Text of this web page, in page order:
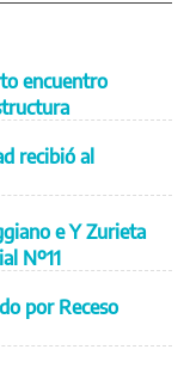
encuentro
recibió al
e Y Zurieta
Nº11
por Receso